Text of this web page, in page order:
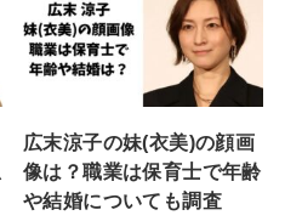
広末涼子の妹(衣美)の顔画
像は？職業は保育士で年齢
や結婚についても調査